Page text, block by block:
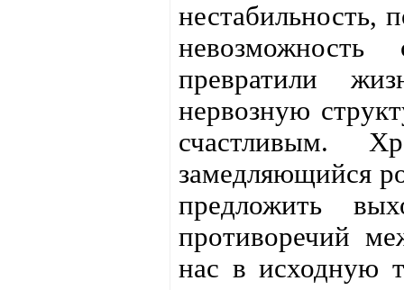
нестабильность,
превратили
нервозную
счастливым.
замедляющийся
предложить
противоречий
нас в исходную